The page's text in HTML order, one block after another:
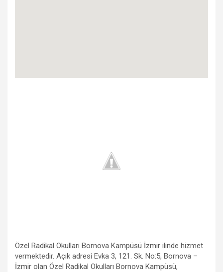
Özel Radikal Okulları Bornova Kampüsü İzmir ilinde hizmet
vermektedir. Açık adresi Evka 3, 121. Sk. No:5, Bornova –
İzmir olan Özel Radikal Okulları Bornova Kampüsü,